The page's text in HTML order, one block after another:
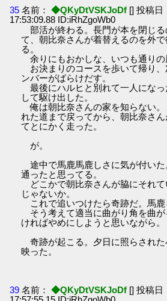
35 名前： ◆QKyDtVSKJoDf [] 投稿日
17:53:09.88 ID:iRhZgoWb0
部活が終わる。長門が本を閉じる
て、朝比奈さんが着替えるのを外
る。
余りにもおかしな、いつも通りの
お決まりのコースを歩いて帰り、
ンバーがばらけだす。
最後にハルヒと別れて一人になっ
して駆け出した。
俺は朝比奈さんの家を知らない。
れた道まで戻ってから、朝比奈さ
てとにかく走った。
が。
途中で馬鹿馬鹿しさに気が付い
通ったと思ってる。
どこかで朝比奈さんが脇にそれ
じゃないか。
これで追いつけたら奇跡だ。馬鹿
そう考えて適当に曲がり角を曲
ければやめにしようと思いながら。
奇跡が起こる。夕日に照らされた
映った。
39 名前： ◆QKyDtVSKJoDf [] 投稿日